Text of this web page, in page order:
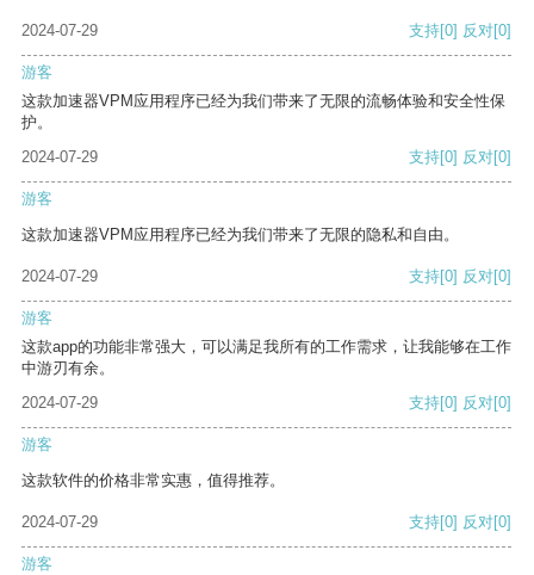
2024-07-29 支持[0] 反对[0]
游客
这款加速器VPM应用程序已经为我们带来了无限的流畅体验和安全性保
护。
2024-07-29
支持[0] 反对[0]
游客
这款加速器VPM应用程序已经为我们带来了无限的隐私和自由。
2024-07-29 支持[0] 反对[0]
游客
这款app的功能非常强大，可以满足我所有的工作需求，让我能够在工作
中游刃有余。
2024-07-29
支持[0] 反对[0]
游客
这款软件的价格非常实惠，值得推荐。
2024-07-29 支持[0] 反对[0]
游客